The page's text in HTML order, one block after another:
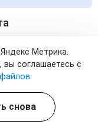
Метрика.
вы соглашаетесь с
снова